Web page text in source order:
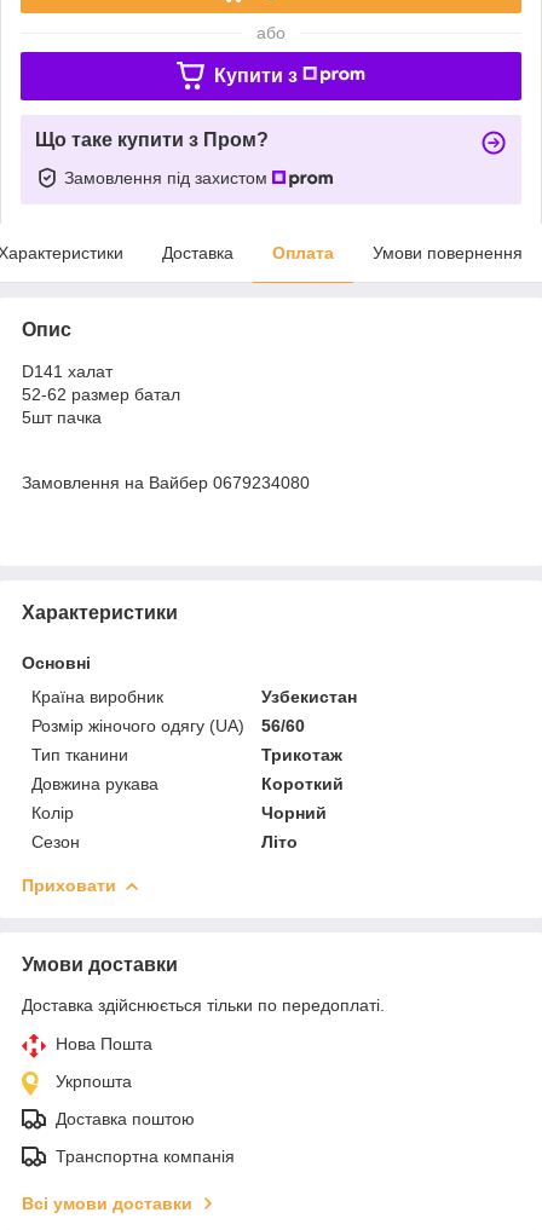
або
Купити з
Що таке купити з Пром?
Замовлення під захистом
Доставка Оплата Умови повернення
Опис
D141 халат
52-62 размер батал
5шт пачка
Замовлення на Вайбер 0679234080
Характеристики
Основні
Країна виробник
Узбекистан
Розмір жіночого одягу (UA)
56/60
Тип тканини
Трикотаж
Довжина рукава
Короткий
Колір
Чорний
Сезон
Літо
Приховати
Умови доставки
Доставка здійснюється тільки по передоплаті.
Нова Пошта
Укрпошта
Доставка поштою
Транспортна компанія
Всі умови доставки